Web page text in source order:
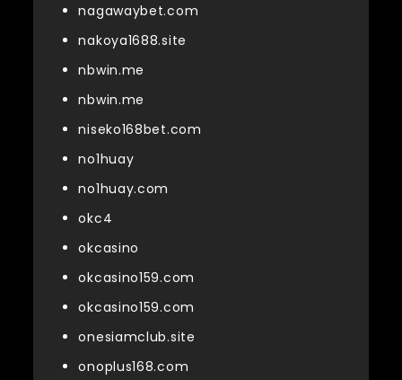
nagawaybet.com
nakoya1688.site
nbwin.me
nbwin.me
niseko168bet.com
no1huay
no1huay.com
okc4
okcasino
okcasino159.com
okcasino159.com
onesiamclub.site
onoplus168.com